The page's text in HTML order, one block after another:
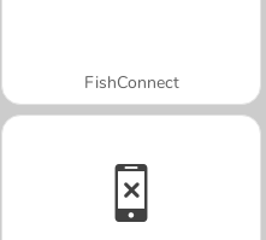
FishConnect